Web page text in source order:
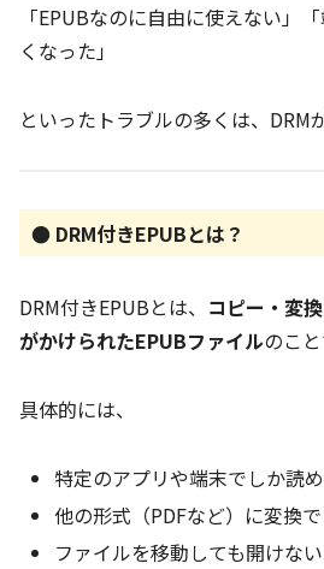
「EPUBなのに自由に使えない」
くなった」
といったトラブルの多くは、DRM
● DRM付きEPUBとは？
DRM付きEPUBとは、 コピー・変
がかけられたEPUBファイルのこと
具体的には、
特定のアプリや端末でしか読
他の形式（PDFなど）に変換
ファイルを移動しても開けない